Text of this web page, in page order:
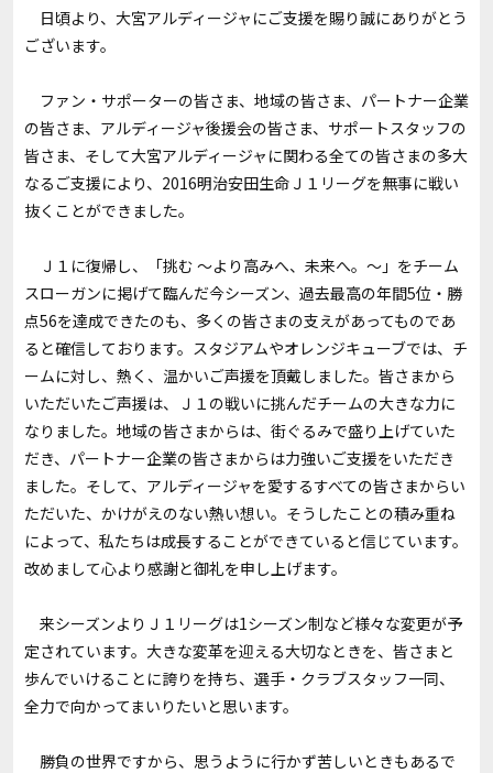
日頃より、大宮アルディージャにご支援を賜り誠にありがとう
ございます。
ファン・サポーターの皆さま、地域の皆さま、パートナー企業
の皆さま、アルディージャ後援会の皆さま、サポートスタッフの
皆さま、そして大宮アルディージャに関わる全ての皆さまの多大
なるご支援により、2016明治安田生命Ｊ１リーグを無事に戦い
抜くことができました。
Ｊ１に復帰し、「挑む ～より高みへ、未来へ。～」をチーム
スローガンに掲げて臨んだ今シーズン、過去最高の年間5位・勝
点56を達成できたのも、多くの皆さまの支えがあってものであ
ると確信しております。スタジアムやオレンジキューブでは、チ
ームに対し、熱く、温かいご声援を頂戴しました。皆さまから
いただいたご声援は、Ｊ１の戦いに挑んだチームの大きな力に
なりました。地域の皆さまからは、街ぐるみで盛り上げていた
だき、パートナー企業の皆さまからは力強いご支援をいただき
ました。そして、アルディージャを愛するすべての皆さまからい
ただいた、かけがえのない熱い想い――。そうしたことの積み重ね
によって、私たちは成長することができていると信じています。
改めまして心より感謝と御礼を申し上げます。
来シーズンよりＪ１リーグは1シーズン制など様々な変更が予
定されています。大きな変革を迎える大切なときを、皆さまと
歩んでいけることに誇りを持ち、選手・クラブスタッフ一同、
全力で向かってまいりたいと思います。
勝負の世界ですから、思うように行かず苦しいときもあるで